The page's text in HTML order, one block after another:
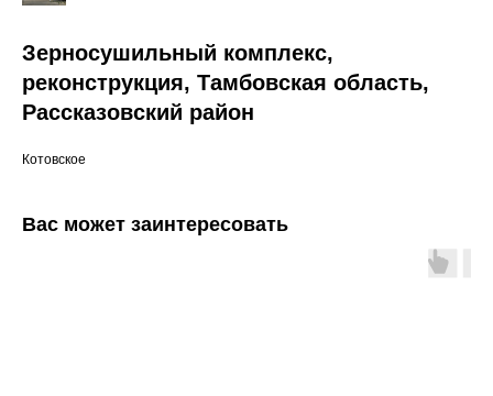
Зерносушильный комплекс,
реконструкция, Тамбовская область,
Рассказовский район
Котовское
Вас может заинтересовать